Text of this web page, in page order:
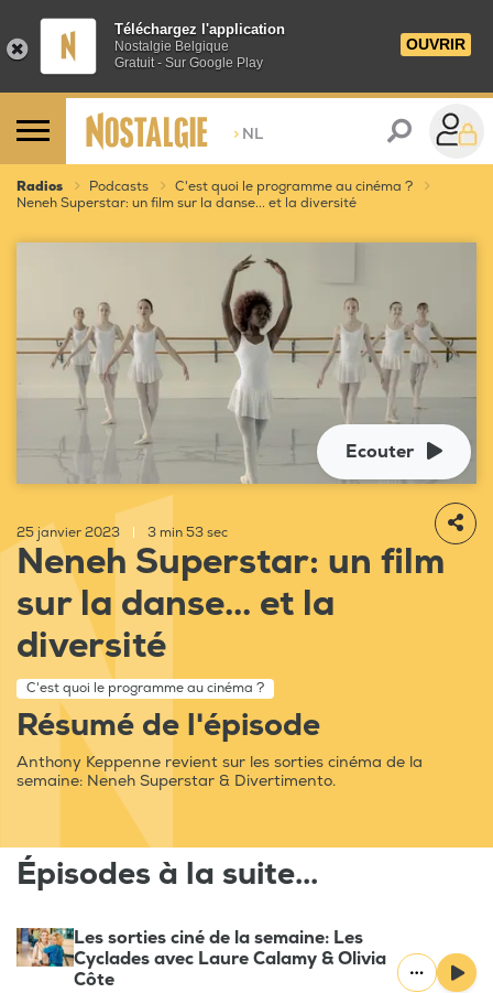
Téléchargez l'application
Nostalgie Belgique
Gratuit - Sur Google Play
OUVRIR
> NL
Radios Podcasts
C'est quoi le programme au cinéma ?
Neneh Superstar: un film sur la danse... et la diversité
Ecouter
25 janvier 2023 3 min 53 sec
Neneh Superstar: un film
sur la danse... et la
diversité
C'est quoi le programme au cinéma ?
Résumé de l'épisode
Anthony Keppenne revient sur les sorties cinéma de la
semaine: Neneh Superstar & Divertimento.
Épisodes à la suite...
Les sorties ciné de la semaine: Les
Cyclades avec Laure Calamy & Olivia
Côte